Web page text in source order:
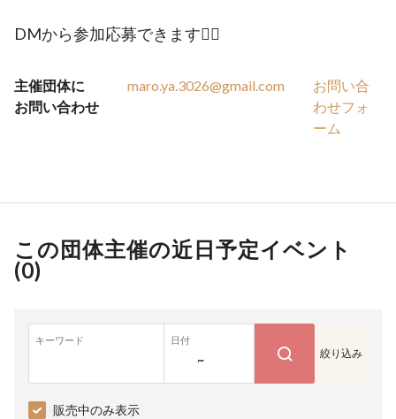
DMから参加応募できます👌🏻
主催団体に
お問い合わせ
maro.ya.3026@gmail.com
お問い合
わせフォ
ーム
この団体主催の近日予定イベント
(0)
キーワード 日付
~ 絞り込み
販売中のみ表示